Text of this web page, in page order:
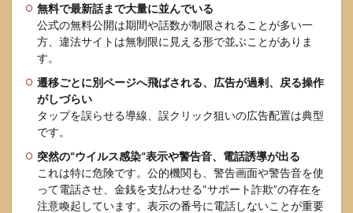
や子
ども
の端
末を
守る
設定
無料で最新話まで大量に並んでいる
公式の無料公開は期間や話数が制限されることが多い一
方、違法サイトは無制限に見える形で並ぶことがありま
す。
遷移ごとに別ページへ飛ばされる、広告が過剰、戻る操作
がしづらい
タップを誤らせる導線、誤クリック狙いの広告配置は典型
です。
突然の“ウイルス感染”表示や警告音、電話誘導が出る
これは特に危険です。公的機関も、警告画面や警告音を使
って電話させ、金銭を支払わせる“サポート詐欺”の存在を
注意喚起しています。表示の番号に電話しないことが重要